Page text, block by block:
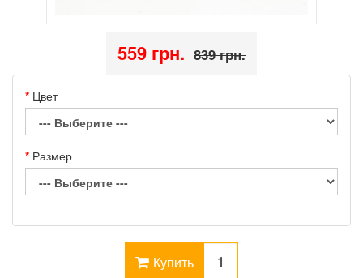
559 грн. 839 грн.
Цвет
Размер
Купить